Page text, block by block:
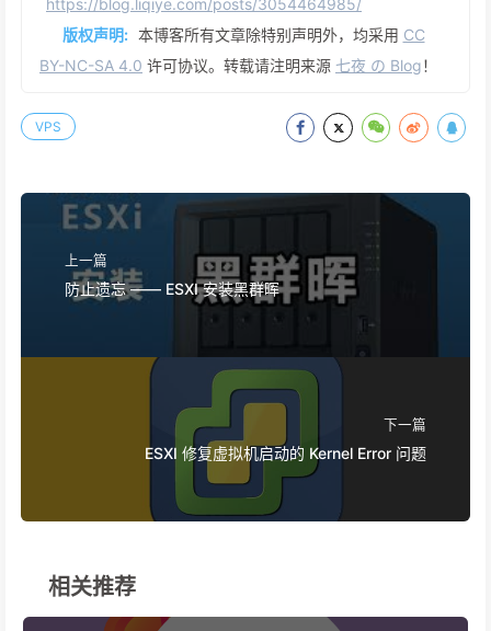
https://blog.liqiye.com/posts/3054464985/
版权声明: 本博客所有文章除特别声明外，均采用 CC
BY-NC-SA 4.0 许可协议。转载请注明来源 七夜 の Blog！
VPS
上一篇
防止遗忘 —— ESXI 安装黑群晖
下一篇
ESXI 修复虚拟机启动的 Kernel Error 问题
相关推荐